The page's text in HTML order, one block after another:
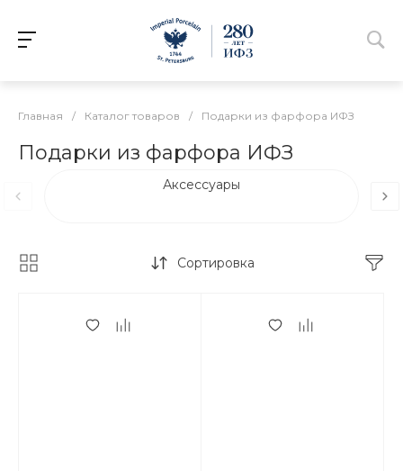
Главная / Каталог товаров / Подарки из фарфора ИФЗ
Подарки из фарфора ИФЗ
Аксессуары
Сортировка